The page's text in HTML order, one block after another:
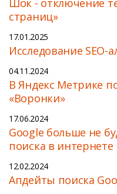
Шок - отключение
страниц»
17.01.2025
Исследование SEO-
04.11.2024
В Яндекс Метрике
«Воронки»
17.06.2024
Google больше не
поиска в интернете
12.02.2024
Апдейты поиска